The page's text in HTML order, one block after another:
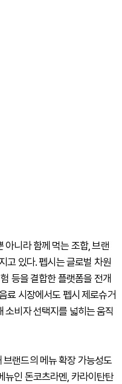
아니라 함께 먹는 조합, 브랜
고 있다. 펩시는 글로벌 차원
등을 결합한 플랫폼을 전개
료 시장에서도 펩시 제로슈거
소비자 선택지를 넓히는 움직
랜드의 메뉴 확장 가능성도
뉴인 돈코츠라멘, 카라이탄탄